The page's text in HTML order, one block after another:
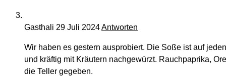
Gasthali 29 Juli 2024Antworten
Wir haben es gestern ausprobiert. Die Soße ist auf
und kräftig mit Kräutern nachgewürzt. Rauchpaprika,
die Teller gegeben.